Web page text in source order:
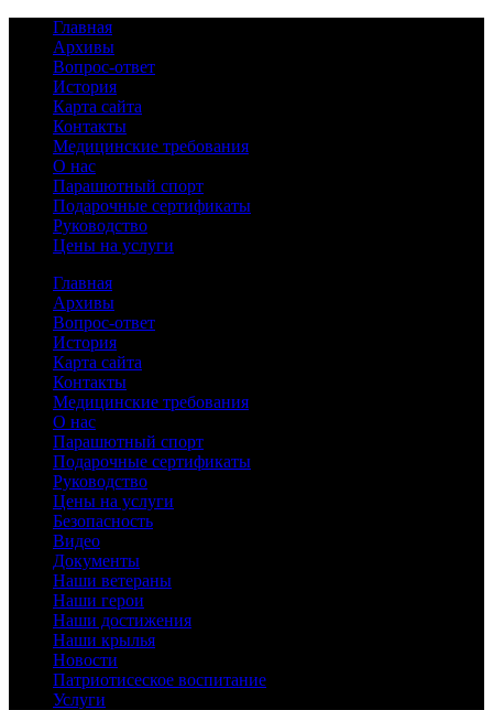
Главная
Архивы
Вопрос-ответ
История
Карта сайта
Контакты
Медицинские требования
О нас
Парашютный спорт
Подарочные сертификаты
Руководство
Цены на услуги
Главная
Архивы
Вопрос-ответ
История
Карта сайта
Контакты
Медицинские требования
О нас
Парашютный спорт
Подарочные сертификаты
Руководство
Цены на услуги
Безопасность
Видео
Документы
Наши ветераны
Наши герои
Наши достижения
Наши крылья
Новости
Патриотисеское воспитание
Услуги